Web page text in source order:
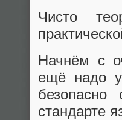
Чисто
Начнём с
ещё надо
безопасно
стандарте